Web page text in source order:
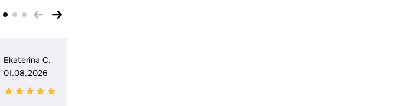
Ekaterina C.
01.08.2026